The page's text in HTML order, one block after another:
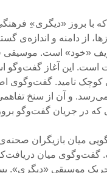
بروز «دیگری»ِ
از دامنه و اندازه‌ی
«خود» است.
این آغاز گفت‌وگو
کوچک نامید. گفت‌وگوی
و آن از سنخ
در جریان گفت‌وگو
میان بازیگران
میان
موسیقی «دیگری».